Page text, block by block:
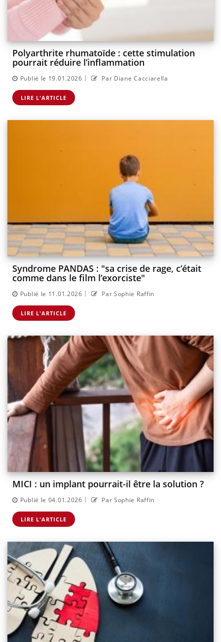
Polyarthrite rhumatoïde : cette stimulation
pourrait réduire l’inflammation
Publié le 19.01.2026 | Par Diane Cacciarella
LIRE L'ARTICLE
Syndrome PANDAS : "sa crise de rage, c’était
comme dans le film l’exorciste"
Publié le 11.01.2026 | Par Sophie Raffin
LIRE L'ARTICLE
MICI : un implant pourrait-il être la solution ?
Publié le 04.01.2026 | Par Sophie Raffin
LIRE L'ARTICLE